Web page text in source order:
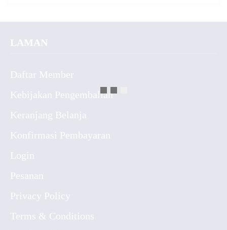
LAMAN
Daftar Member
Kebijakan Pengembalian
Keranjang Belanja
Konfirmasi Pembayaran
Login
Pesanan
Privacy Policy
Terms & Conditions